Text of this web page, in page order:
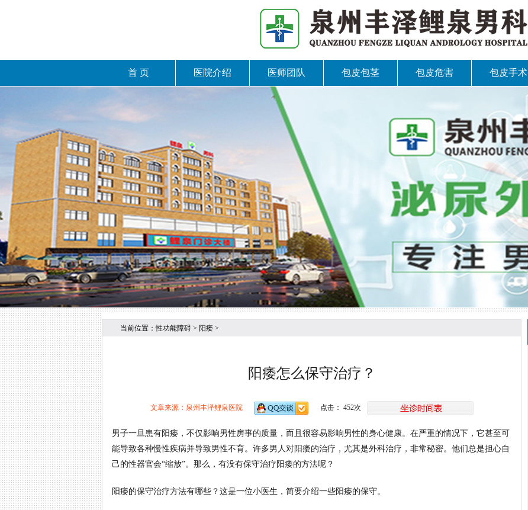
首 页 医院介绍 医师团队 包皮包茎 包皮危害 包皮手术
当前位置：性功能障碍 > 阳痿 >
阳痿怎么保守治疗？
文章来源：泉州丰泽鲤泉医院 点击： 452次
男子一旦患有阳痿，不仅影响男性房事的质量，而且很容易影响男性的身心健康。在严重的情况下，它甚至可
能导致各种慢性疾病并导致男性不育。许多男人对阳痿的治疗，尤其是外科治疗，非常秘密。他们总是担心自
己的性器官会“缩放”。那么，有没有保守治疗阳痿的方法呢？
阳痿的保守治疗方法有哪些？这是一位小医生，简要介绍一些阳痿的保守。